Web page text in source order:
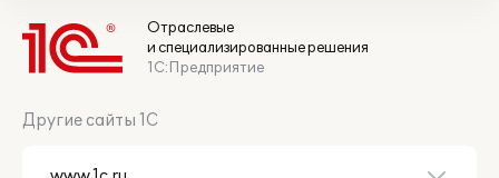
Отраслевые
и специализированные решения
1С:Предприятие
Другие сайты 1С